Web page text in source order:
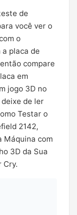
de
você ver o
o
placa de
compare
em
jogo 3D no
de ler
Testar o
2142,
Máquina com
3D da Sua
Cry.